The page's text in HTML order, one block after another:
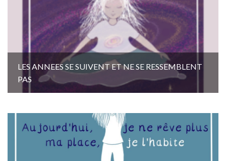
LES ANNEES SE SUIVENT ET NE SE RESSEMBLENT
PAS